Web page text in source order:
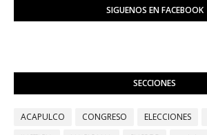
SIGUENOS EN FACEBOOK
SECCIONES
ACAPULCO CONGRESO ELECCIONES